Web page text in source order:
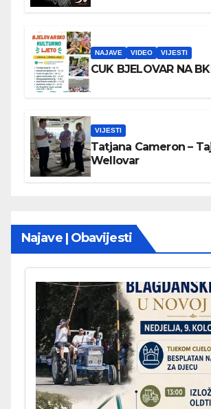
NAJAVE VIDEO VIJESTI
CUK BJELOVAR NA
VIJESTI
Tatjana Cameron –
Wellovar
Najave | Obavijesti